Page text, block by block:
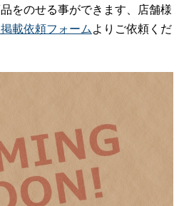
をのせる事ができます、店舗様
載依頼フォーム よりご依頼くだ